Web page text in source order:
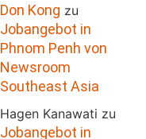
Don Kong zu
Jobangebot in
Phnom Penh von
Newsroom
Southeast Asia
Hagen Kanawati zu
Jobangebot in